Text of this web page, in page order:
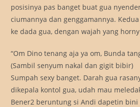
posisinya pas banget buat gua
ciumannya dan genggamannya.
ke dada gua, dengan wajah yang
“Om Dino tenang aja ya om, Bunda
(Sambil senyum nakal dan gigit bibir)
Sumpah sexy banget. Darah gua
dikepala kontol gua, udah mau
Bener2 beruntung si Andi dapetin bini